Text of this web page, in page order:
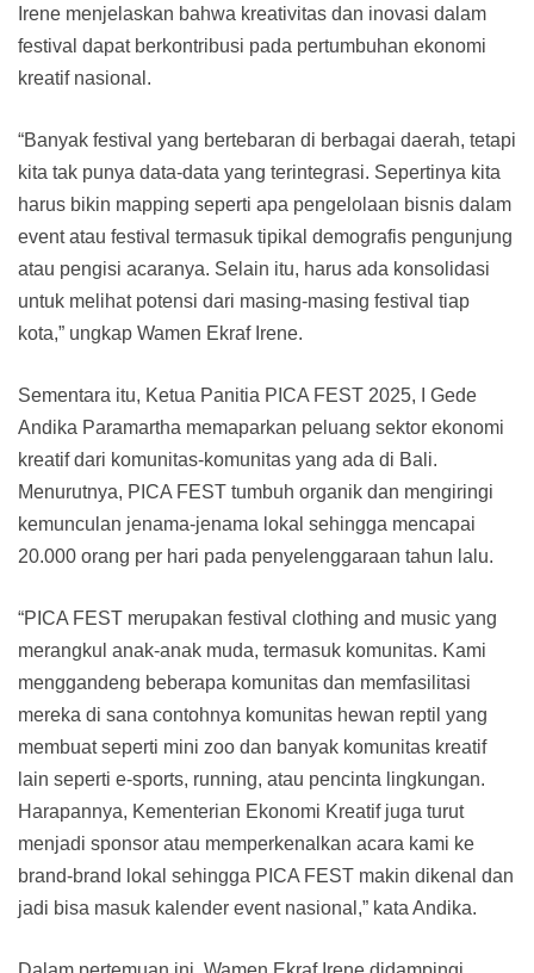
Irene menjelaskan bahwa kreativitas dan inovasi dalam
festival dapat berkontribusi pada pertumbuhan ekonomi
kreatif nasional.
“Banyak festival yang bertebaran di berbagai daerah, tetapi
kita tak punya data-data yang terintegrasi. Sepertinya kita
harus bikin mapping seperti apa pengelolaan bisnis dalam
event atau festival termasuk tipikal demografis pengunjung
atau pengisi acaranya. Selain itu, harus ada konsolidasi
untuk melihat potensi dari masing-masing festival tiap
kota,” ungkap Wamen Ekraf Irene.
Sementara itu, Ketua Panitia PICA FEST 2025, I Gede
Andika Paramartha memaparkan peluang sektor ekonomi
kreatif dari komunitas-komunitas yang ada di Bali.
Menurutnya, PICA FEST tumbuh organik dan mengiringi
kemunculan jenama-jenama lokal sehingga mencapai
20.000 orang per hari pada penyelenggaraan tahun lalu.
“PICA FEST merupakan festival clothing and music yang
merangkul anak-anak muda, termasuk komunitas. Kami
menggandeng beberapa komunitas dan memfasilitasi
mereka di sana contohnya komunitas hewan reptil yang
membuat seperti mini zoo dan banyak komunitas kreatif
lain seperti e-sports, running, atau pencinta lingkungan.
Harapannya, Kementerian Ekonomi Kreatif juga turut
menjadi sponsor atau memperkenalkan acara kami ke
brand-brand lokal sehingga PICA FEST makin dikenal dan
jadi bisa masuk kalender event nasional,” kata Andika.